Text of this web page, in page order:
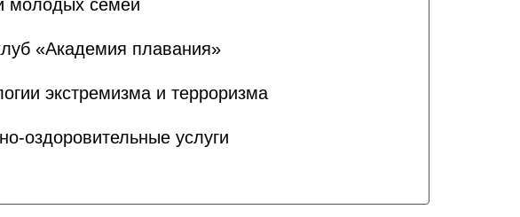
молодых семей
«Академия плавания»
экстремизма и терроризма
оздоровительные услуги